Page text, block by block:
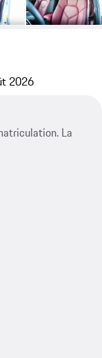
2026
La